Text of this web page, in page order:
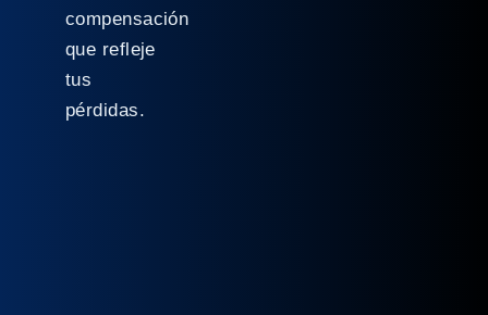
compensación
que refleje
tus
pérdidas.